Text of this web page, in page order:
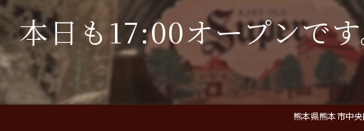
隠
ウ
本日も17:00オープンで
熊本県熊本市中